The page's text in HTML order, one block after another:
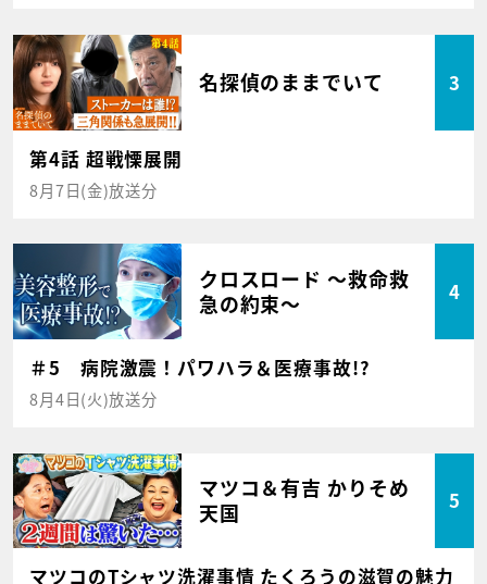
名探偵のままでいて 3
第4話 超戦慄展開
8月7日(金)放送分
クロスロード ～救命救
急の約束～
4
＃5 病院激震！パワハラ＆医療事故!?
8月4日(火)放送分
マツコ＆有吉 かりそめ
天国
5
マツコのTシャツ洗濯事情 たくろうの滋賀の魅力